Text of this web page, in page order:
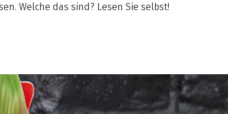
Welche das sind? Lesen Sie selbst!